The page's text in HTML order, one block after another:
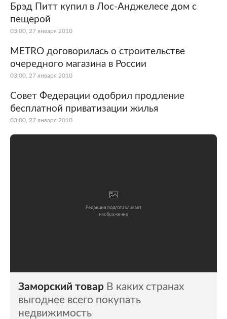
Брэд Питт купил в Лос-Анджелесе дом с
пещерой
03:00, 27 января 2010
METRO договорилась о строительстве
очередного магазина в России
03:00, 27 января 2010
Совет Федерации одобрил продление
бесплатной приватизации жилья
03:00, 27 января 2010
Заморский товар В каких странах
выгоднее всего покупать
недвижимость